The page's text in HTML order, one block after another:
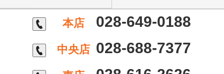
本店 028-649-0188
中央店 028-688-7377